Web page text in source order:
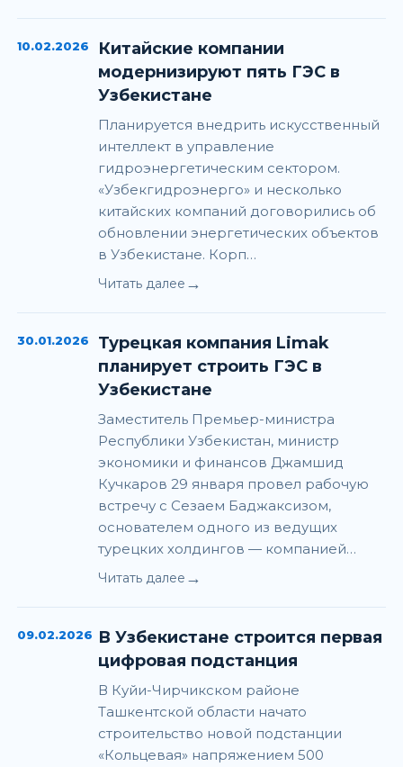
10.02.2026
Китайские компании
модернизируют пять ГЭС в
Узбекистане
Планируется внедрить искусственный
интеллект в управление
гидроэнергетическим сектором.
«Узбекгидроэнерго» и несколько
китайских компаний договорились об
обновлении энергетических объектов
в Узбекистане. Корп…
Читать далее →
30.01.2026
Турецкая компания Limak
планирует строить ГЭС в
Узбекистане
Заместитель Премьер-министра
Республики Узбекистан, министр
экономики и финансов Джамшид
Кучкаров 29 января провел рабочую
встречу с Сезаем Баджаксизом,
основателем одного из ведущих
турецких холдингов — компанией…
Читать далее →
09.02.2026 В Узбекистане строится первая
цифровая подстанция
В Куйи-Чирчикском районе
Ташкентской области начато
строительство новой подстанции
«Кольцевая» напряжением 500